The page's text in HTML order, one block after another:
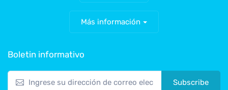
Más información
Boletin informativo
Subscribe